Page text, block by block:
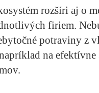
rozšíri aj o
firiem.
potraviny z
na efektívne